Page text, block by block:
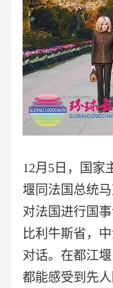
12月5日，国家
堰同法国总统
对法国进行国
比利牛斯省，
对话。在都江
都能感受到先